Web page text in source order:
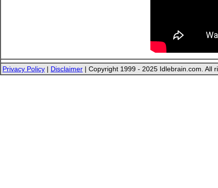
Privacy Policy | Disclaimer | Copyright 1999 - 2025 Idlebrain.com. All